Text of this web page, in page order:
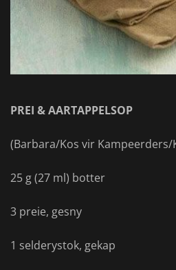
PREI & AARTAPPELSOP
(Barbara/Kos vir
25 g (27 ml) botter
3 preie, gesny
1 selderystok, gekap